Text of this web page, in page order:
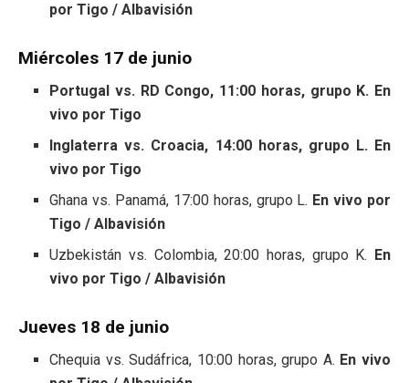
por Tigo / Albavisión
Miércoles 17 de junio
Portugal vs. RD Congo, 11:00 horas, grupo K. En
vivo por Tigo
Inglaterra vs. Croacia, 14:00 horas, grupo L. En
vivo por Tigo
Ghana vs. Panamá, 17:00 horas, grupo L. En vivo por
Tigo / Albavisión
Uzbekistán vs. Colombia, 20:00 horas, grupo K.
En
vivo por Tigo / Albavisión
Jueves 18 de junio
Chequia vs. Sudáfrica, 10:00 horas, grupo A. En vivo